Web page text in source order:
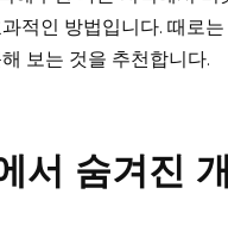
적인 방법입니다. 때로는
보는 것을 추천합니다.
서 숨겨진